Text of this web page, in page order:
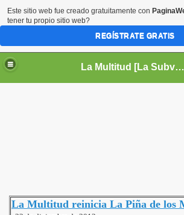
La Multitud [La Subversión es la Cultura]
La Multitud reinicia La Piña de los
Este sitio web fue creado gratuitamente con
tener tu propio sitio web?
REGÍSTRATE GRATIS